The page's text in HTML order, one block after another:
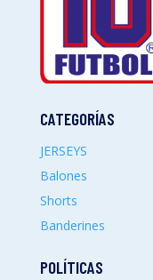
CATEGORÍAS
JERSEYS
Balones
Shorts
Banderines
POLÍTICAS